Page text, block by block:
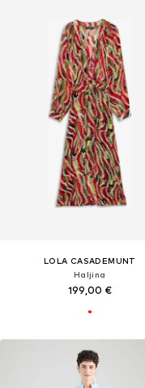
LOLA CASADEMUNT
Haljina
199,00 €